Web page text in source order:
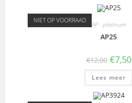
NIET OP VOORRAAD AP - platinum
AP25
€12,00 €7,50
Lees meer